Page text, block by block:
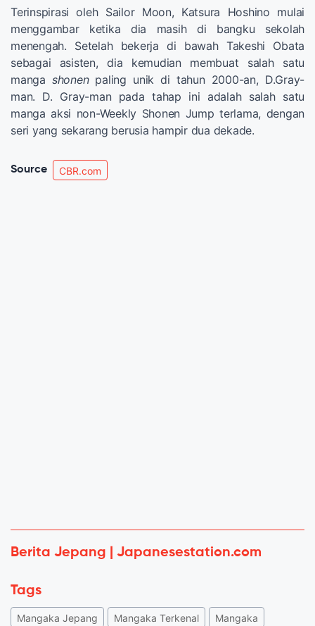
Terinspirasi oleh Sailor Moon, Katsura Hoshino mulai
menggambar ketika dia masih di bangku sekolah
menengah. Setelah bekerja di bawah Takeshi Obata
sebagai asisten, dia kemudian membuat salah satu
manga shonenpaling unik di tahun 2000-an, D.Gray-
man. D. Gray-man pada tahap ini adalah salah satu
manga aksi non-Weekly Shonen Jump terlama, dengan
seri yang sekarang berusia hampir dua dekade.
Source CBR.com
Berita Jepang | Japanesestation.com
Tags
Mangaka Jepang Mangaka Terkenal Mangaka